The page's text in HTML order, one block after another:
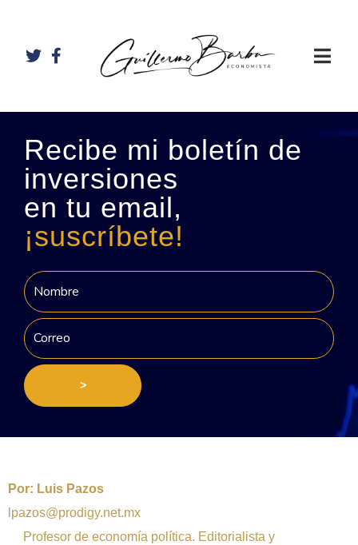
Recibe mi boletín de
inversiones
en tu email,
¡suscríbete!
>
Por: Luis Pazos
lpazos@prodigy.net.mx
Profesor de economía política. Editorialista y